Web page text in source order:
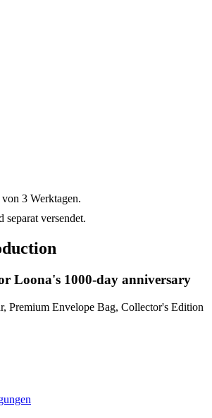
3 Werktagen.
versendet.
Loona's 1000-day anniversary
Premium Envelope Bag, Collector's Edition